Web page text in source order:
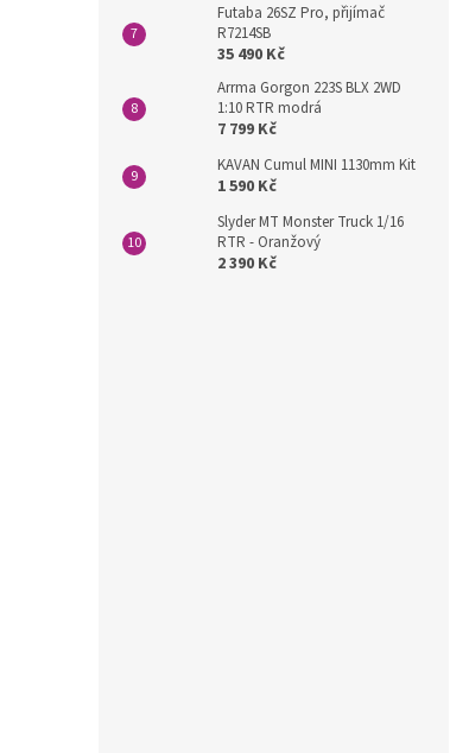
Futaba 26SZ Pro, přijímač
R7214SB
35 490 Kč
Arrma Gorgon 223S BLX 2WD
1:10 RTR modrá
7 799 Kč
KAVAN Cumul MINI 1130mm Kit
1 590 Kč
Slyder MT Monster Truck 1/16
RTR - Oranžový
2 390 Kč